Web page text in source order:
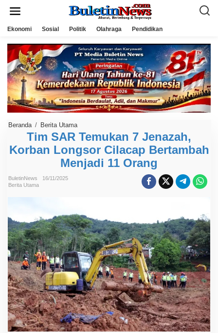
Ekonomi Sosial Politik Olahraga Pendidikan
Beranda / Berita Utama
m
S
A
R
T
7
J
e
n
a
z
a
h
,
K
o
r
b
a
n
L
Tim SAR Temukan 7 Jenazah,
Korban Longsor Cilacap Bertambah
Menjadi 11 Orang
BuletinNews
16/11/2025
Berita Utama